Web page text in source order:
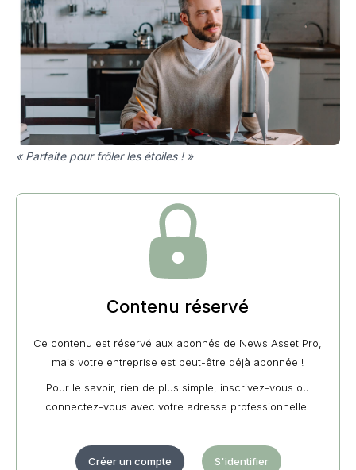
« Parfaite pour frôler les étoiles ! »
Contenu réservé
Ce contenu est réservé aux abonnés de News Asset Pro,
mais votre entreprise est peut-être déjà abonnée !
Pour le savoir, rien de plus simple, inscrivez-vous ou
connectez-vous avec votre adresse professionnelle.
Créer un compte S'identifier